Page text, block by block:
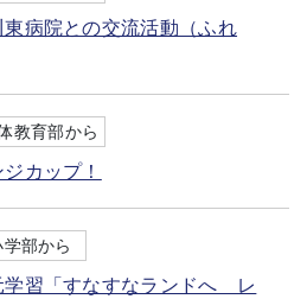
病院との交流活動（ふれ
教育部から
カップ！
学部から
習「すなすなランドへ レ